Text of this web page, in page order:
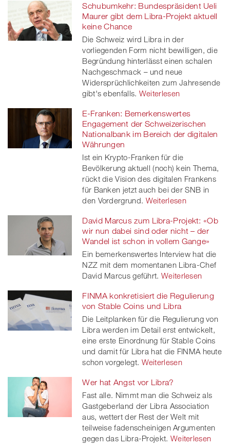
Schubumkehr: Bundespräsident Ueli
Maurer gibt dem Libra-Projekt aktuell
keine Chance
Die Schweiz wird Libra in der
vorliegenden Form nicht bewilligen, die
Begründung hinterlässt einen schalen
Nachgeschmack – und neue
Widersprüchlichkeiten zum Jahresende
gibt's ebenfalls. Weiterlesen
E-Franken: Bemerkenswertes
Engagement der Schweizerischen
Nationalbank im Bereich der digitalen
Währungen
Ist ein Krypto-Franken für die
Bevölkerung aktuell (noch) kein Thema,
rückt die Vision des digitalen Frankens
für Banken jetzt auch bei der SNB in
den Vordergrund. Weiterlesen
David Marcus zum Libra-Projekt: «Ob
wir nun dabei sind oder nicht – der
Wandel ist schon in vollem Gange»
Ein bemerkenswertes Interview hat die
NZZ mit dem momentanen Libra-Chef
David Marcus geführt. Weiterlesen
FINMA konkretisiert die Regulierung
von Stable Coins und Libra
Die Leitplanken für die Regulierung von
Libra werden im Detail erst entwickelt,
eine erste Einordnung für Stable Coins
und damit für Libra hat die FINMA heute
schon vorgelegt. Weiterlesen
Wer hat Angst vor Libra?
Fast alle. Nimmt man die Schweiz als
Gastgeberland der Libra Association
aus, wettert der Rest der Welt mit
teilweise fadenscheinigen Argumenten
gegen das Libra-Projekt. Weiterlesen